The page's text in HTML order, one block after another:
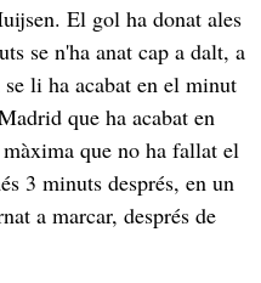
El gol ha donat ales
se n'ha anat cap a dalt, a
li ha acabat en el minut
que ha acabat en
que no ha fallat el
3 minuts després, en un
a marcar, després de